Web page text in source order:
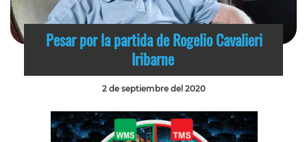
Pesar por la partida de Rogelio Cavalieri
Iribarne
2 de septiembre del 2020